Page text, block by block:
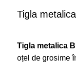
Tigla
Tigla metalica
oțel de grosime